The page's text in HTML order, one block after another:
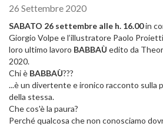
26 Settembre 2020
SABATO 26 settembre alle h. 16.00in
Giorgio Volpe e l’illustratore Paolo
loro ultimo lavoro BABBAÙ edito da
2020.
Chi è BABBAÙ???
...è un divertente e ironico racconto sulla
della stessa.
Che cos'è la paura?
Perché qualcosa che non conosciamo